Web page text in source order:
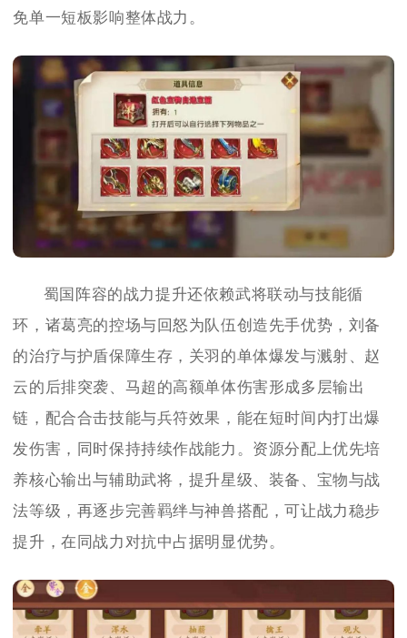
免单一短板影响整体战力。
蜀国阵容的战力提升还依赖武将联动与技能循
环，诸葛亮的控场与回怒为队伍创造先手优势，刘备
的治疗与护盾保障生存，关羽的单体爆发与溅射、赵
云的后排突袭、马超的高额单体伤害形成多层输出
链，配合合击技能与兵符效果，能在短时间内打出爆
发伤害，同时保持持续作战能力。资源分配上优先培
养核心输出与辅助武将，提升星级、装备、宝物与战
法等级，再逐步完善羁绊与神兽搭配，可让战力稳步
提升，在同战力对抗中占据明显优势。